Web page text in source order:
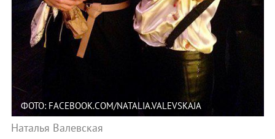
ФОТО: FACEBOOK.COM/NATALIA.VALEVSKAJA
Наталья Валевская